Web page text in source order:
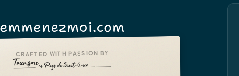
emmenezmoi.com
CRAFTED WITH PASSION BY